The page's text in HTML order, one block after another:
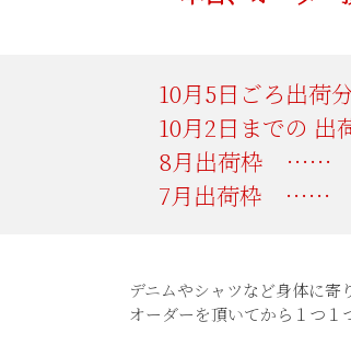
ごろ出
デニムやシャツなど身体に
オーダーを頂いてから１つ１